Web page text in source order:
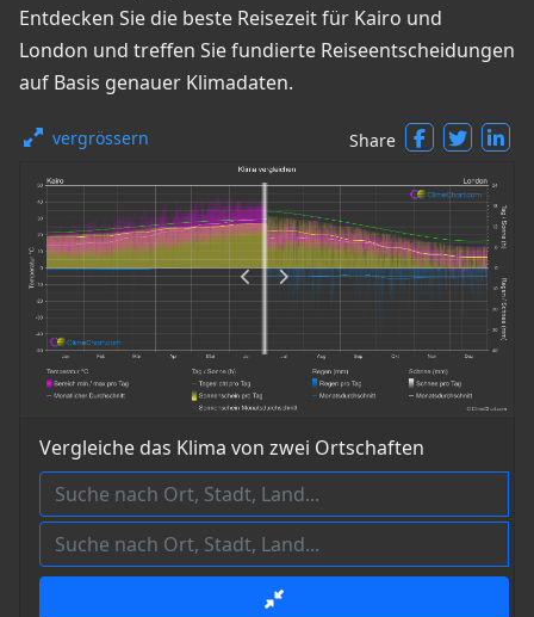
Entdecken Sie die beste Reisezeit für Kairo und
London und treffen Sie fundierte Reiseentscheidungen
auf Basis genauer Klimadaten.
vergrössern Share
Vergleiche das Klima von zwei Ortschaften